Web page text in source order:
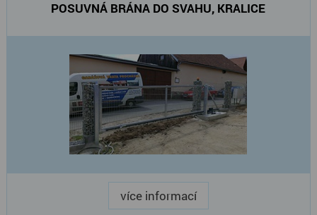
POSUVNÁ BRÁNA DO SVAHU, KRALICE
více informací